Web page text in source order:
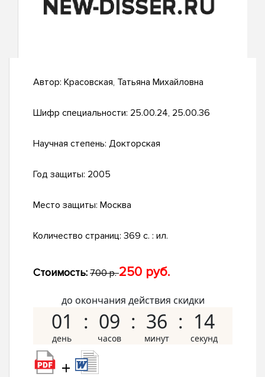
Автор: Красовская, Татьяна Михайловна
Шифр специальности: 25.00.24, 25.00.36
Научная степень: Докторская
Год защиты: 2005
Место защиты: Москва
Количество страниц: 369 с. : ил.
Стоимость: 700 р.250 руб.
до окончания действия скидки
01 09 36 13
+